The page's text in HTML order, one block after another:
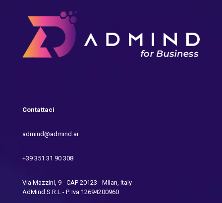
Contattaci
admind@admind.ai
+39 351 31 90 308
Via Mazzini, 9 - CAP 20123 - Milan, Italy
AdMind S.R.L - P. Iva 12694200960